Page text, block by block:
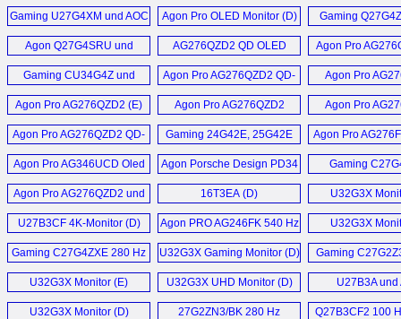
Agon Pro AG326UZD2 (D)
Agon Pro AG346UCD
16T20E2 Monitor (D)
Q27G4ZD 280 Hz QD OLED
Monitor (D)
AG346UCD QD-OLED
Monitor (D)
Mehr Sonstige News ...
Agon Pro AG276UZD (D)
V4 Serie Monitor (D)
U32P2, AOC U28P2A, AOC
Q32P2 (D)
im Team mit Red Bull Racing
Esports (D)
16T2 Touchscreen
Monitor (D)
Mehr Sponsoren News ...
27G4ZR, 27G4ZRE
Monitor (D)
Monitor (D)
Monitor
Gaming U27G4XM und AOC
Gaming 25G4KUR
Monitor (D)
Agon Pro OLED Monitor (D)
Gaming
Q27G4SDR
Agon Q27G4SRU und
U32G4U (D)
AG276QZD2 QD OLED
Monitor (D)
Agon Pro
Gaming CU34G4Z und
25G4SXU (D)
Agon Pro AG276QZD2 QD-
OLED Monitor (E)
Agon Pro
Monitor
Agon Pro AG276QZD2 (E)
Agon Pro AG276QZD2
Monitor (E)
Agon Pro
Monitor
Agon Pro AG276QZD2 QD-
OLED Monitor (D)
Gaming 24G42E, 25G42E
und 27G42E (D)
Agon Pro
Monitor
Agon Pro AG346UCD Oled
Monitor (D)
Agon Porsche Design PD34
Gaming Monitor (D)
Gaming
CQ27G4X,
CQ32G4VE
Agon Pro AG276QZD2 und
Agon Pro AG326UD
Monitor (D)
16T3EA (D) U32G3X
U27B3CF 4K-Monitor (D)
Agon PRO AG246FK 540 Hz
und AG256FS 390 Hz
Monitor (D)
U32G3X
Gaming C27G4ZXE 280 Hz
Monitor (D)
U32G3X Gaming Monitor (D)
Gaming
Hz Curved
Monitor
U32G3X Monitor (E) U32G3X UHD Monitor (D)
U27B3A und
U27B3AF
U32G3X Monitor (D)
27G2ZN3/BK 280 Hz
Q27B3CF2 100